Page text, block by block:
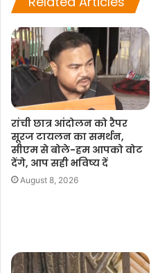
रांची छात्र आंदोलन को रैपर
सूरज टायलन का समर्थन,
सीएम से बोले-हम आपको वोट
देंगे, आप सही भविष्य दें
August 8, 2026